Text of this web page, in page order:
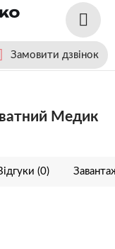
Замовити дзвінок
Медик
(0)